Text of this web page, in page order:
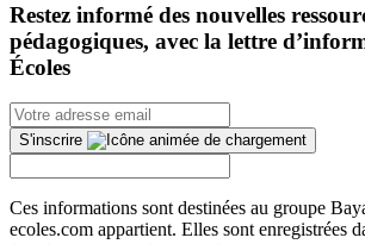
Restez informé des nouvelles
pédagogiques, avec la lettre
Écoles
S'inscrire
Ces informations sont destinées au groupe
ecoles.com appartient. Elles sont enregistrées